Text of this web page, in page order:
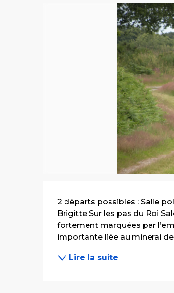
2 départs possibles : Salle
Brigitte Sur les pas du Roi
fortement marquées par
importante liée au minerai de
Lire la suite